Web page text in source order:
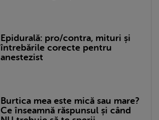
Epidurală: pro/contra, mituri și
întrebările corecte pentru
anestezist
Burtica mea este mică sau mare?
Ce înseamnă răspunsul și când